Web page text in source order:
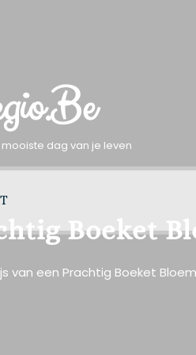
dag van je leven
Boeket
van een Prachtig Boeket